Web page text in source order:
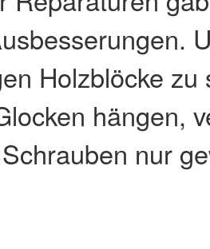
Holzblöcke zu
hängen,
nur